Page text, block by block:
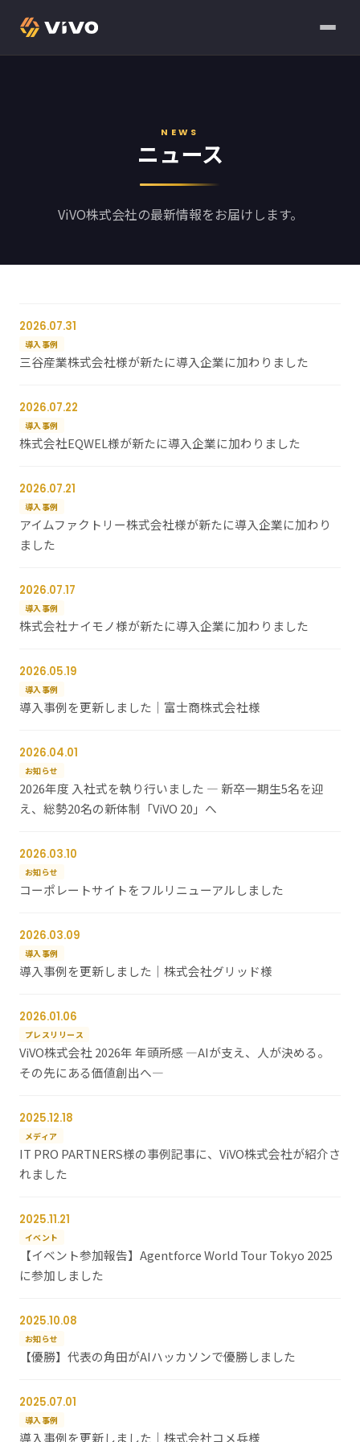
NEWS
ニュース
ViVO株式会社の最新情報をお届けします。
2026.07.31
導入事例
三谷産業株式会社様が新たに導入企業に加わりました
2026.07.22
導入事例
株式会社EQWEL様が新たに導入企業に加わりました
2026.07.21
導入事例
アイムファクトリー株式会社様が新たに導入企業に加わり
ました
2026.07.17
導入事例
株式会社ナイモノ様が新たに導入企業に加わりました
2026.05.19
導入事例
導入事例を更新しました｜富士商株式会社様
2026.04.01
お知らせ
2026年度 入社式を執り行いました ― 新卒一期生5名を迎
え、総勢20名の新体制「ViVO 20」へ
2026.03.10
お知らせ
コーポレートサイトをフルリニューアルしました
2026.03.09
導入事例
導入事例を更新しました｜株式会社グリッド様
2026.01.06
プレスリリース
ViVO株式会社 2026年 年頭所感 ―AIが支え、人が決める。
その先にある価値創出へ―
2025.12.18
メディア
IT PRO PARTNERS様の事例記事に、ViVO株式会社が紹介さ
れました
2025.11.21
イベント
【イベント参加報告】Agentforce World Tour Tokyo 2025
に参加しました
2025.10.08
お知らせ
【優勝】代表の角田がAIハッカソンで優勝しました
2025.07.01
導入事例
導入事例を更新しました｜株式会社コメ兵様